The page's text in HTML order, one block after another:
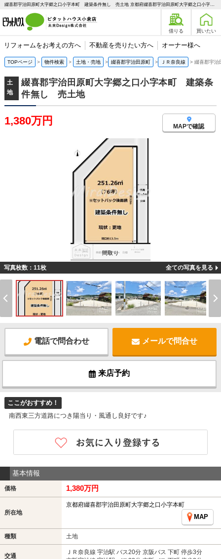
綴喜郡宇治田原町大字郷之口小字本町 建築条件無し 売土地 京都府綴喜郡宇治田原町大字郷之口小字本町｜1,380万円の土地｜ピタットハウス小倉店 未来Design株式会社
借りる 買いたい
リフォームをお考えの方へ 不動産を売りたい方へ オーナー様へ
TOPページ 物件検索 土地・売地 綴喜郡宇治田原町 ＪＲ奈良線 綴喜郡宇
土
地
綴喜郡宇治田原町大字郷之口小字本町 建築条
件無し 売土地
1,380万円 MAPで確認
間取り
写真枚数：11枚 全ての写真を見る
電話で問合わせ メールで問合せ
来店予約
ここがおすすめ！
南西東三方道路につき陽当り・風通し良好です♪
基本情報
価格 1,380万円
所在地
京都府綴喜郡宇治田原町大字郷之口小字本町
MAP
種類 土地
交通
ＪＲ奈良線 宇治駅 バス20分 京阪バス 下町 停歩3分